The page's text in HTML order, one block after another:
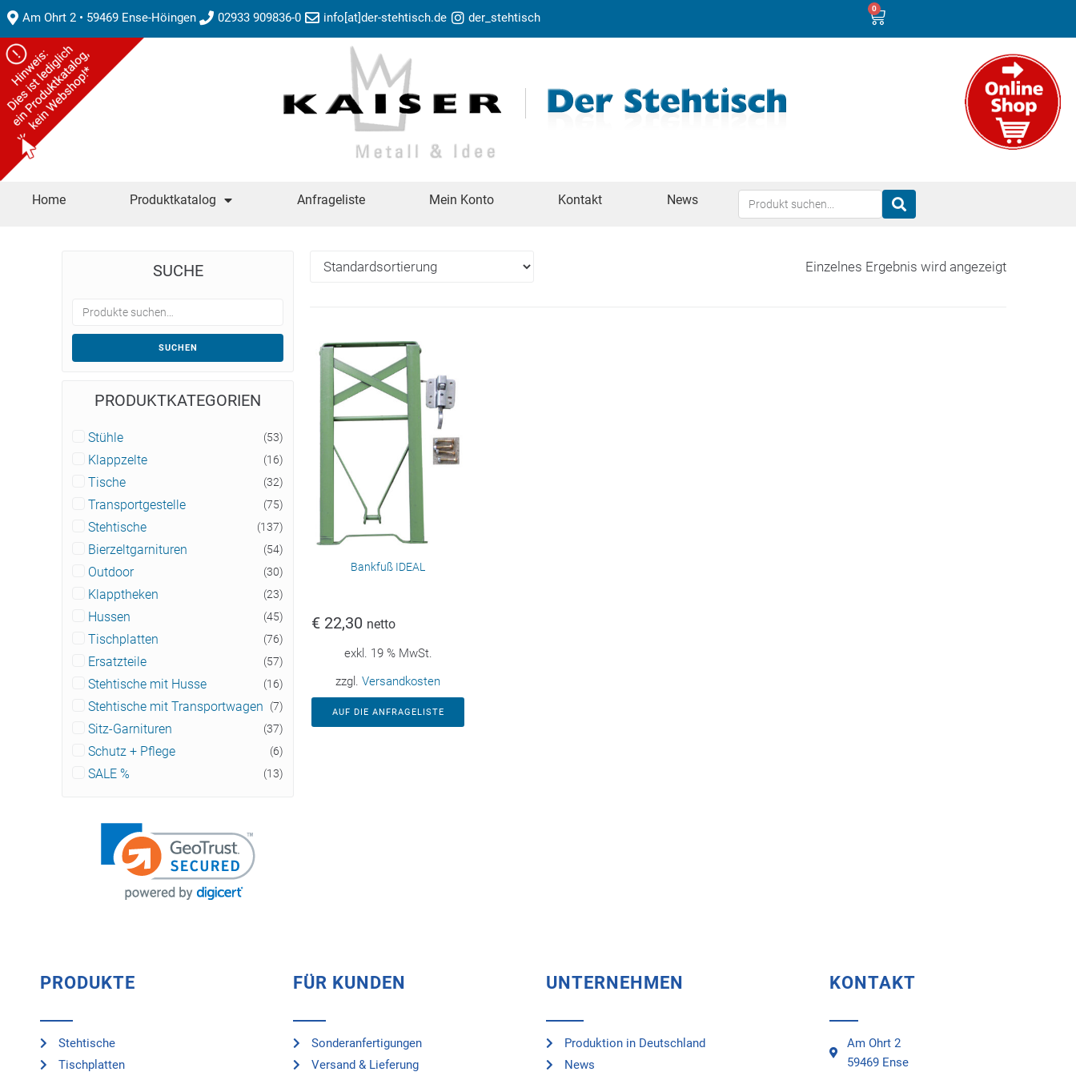
Am Ohrt 2 • 59469 Ense-Höingen 02933 909836-0 info[at]der-stehtisch.de der_stehtisch
0
Home Produktkatalog Anfrageliste Mein Konto Kontakt News
Einzelnes Ergebnis wird angezeigt
Bankfuß IDEAL
€ 22,30 netto
exkl. 19 % MwSt.
zzgl. Versandkosten
AUF DIE ANFRAGELISTE
SUCHE
SUCHEN
PRODUKTKATEGORIEN
Stühle (53)
Klappzelte (16)
Tische (32)
Transportgestelle (75)
Stehtische (137)
Bierzeltgarnituren (54)
Outdoor (30)
Klapptheken (23)
Hussen (45)
Tischplatten (76)
Ersatzteile (57)
Stehtische mit Husse (16)
Stehtische mit Transportwagen (7)
Sitz-Garnituren (37)
Schutz + Pflege (6)
SALE % (13)
PRODUKTE
Stehtische
Tischplatten
FÜR KUNDEN
Sonderanfertigungen
Versand & Lieferung
UNTERNEHMEN
Produktion in Deutschland
News
KONTAKT
Am Ohrt 2
59469 Ense